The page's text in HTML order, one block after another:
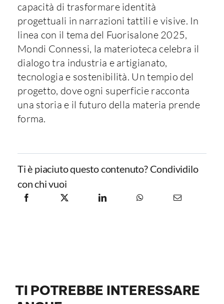
capacità di trasformare identità
progettuali in narrazioni tattili e visive. In
linea con il tema del Fuorisalone 2025,
Mondi Connessi, la materioteca celebra il
dialogo tra industria e artigianato,
tecnologia e sostenibilità. Un tempio del
progetto, dove ogni superficie racconta
una storia e il futuro della materia prende
forma.
Ti è piaciuto questo contenuto? Condividilo
con chi vuoi
TI POTREBBE INTERESSARE